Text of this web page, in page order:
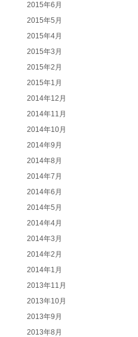
2015年6月
2015年5月
2015年4月
2015年3月
2015年2月
2015年1月
2014年12月
2014年11月
2014年10月
2014年9月
2014年8月
2014年7月
2014年6月
2014年5月
2014年4月
2014年3月
2014年2月
2014年1月
2013年11月
2013年10月
2013年9月
2013年8月